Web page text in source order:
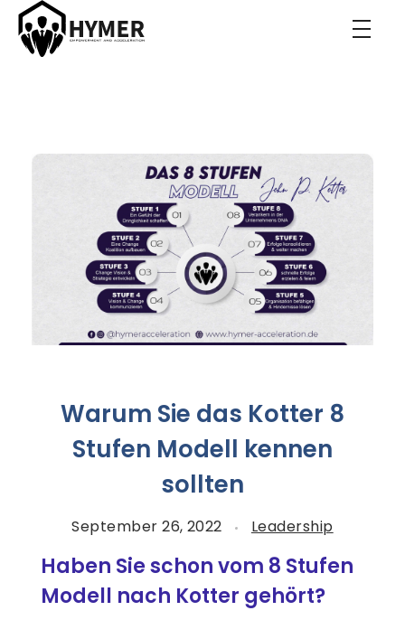
Warum Sie das Kotter 8
Stufen Modell kennen
sollten
September 26, 2022 Leadership
Haben Sie schon vom 8 Stufen
Modell nach Kotter gehört?